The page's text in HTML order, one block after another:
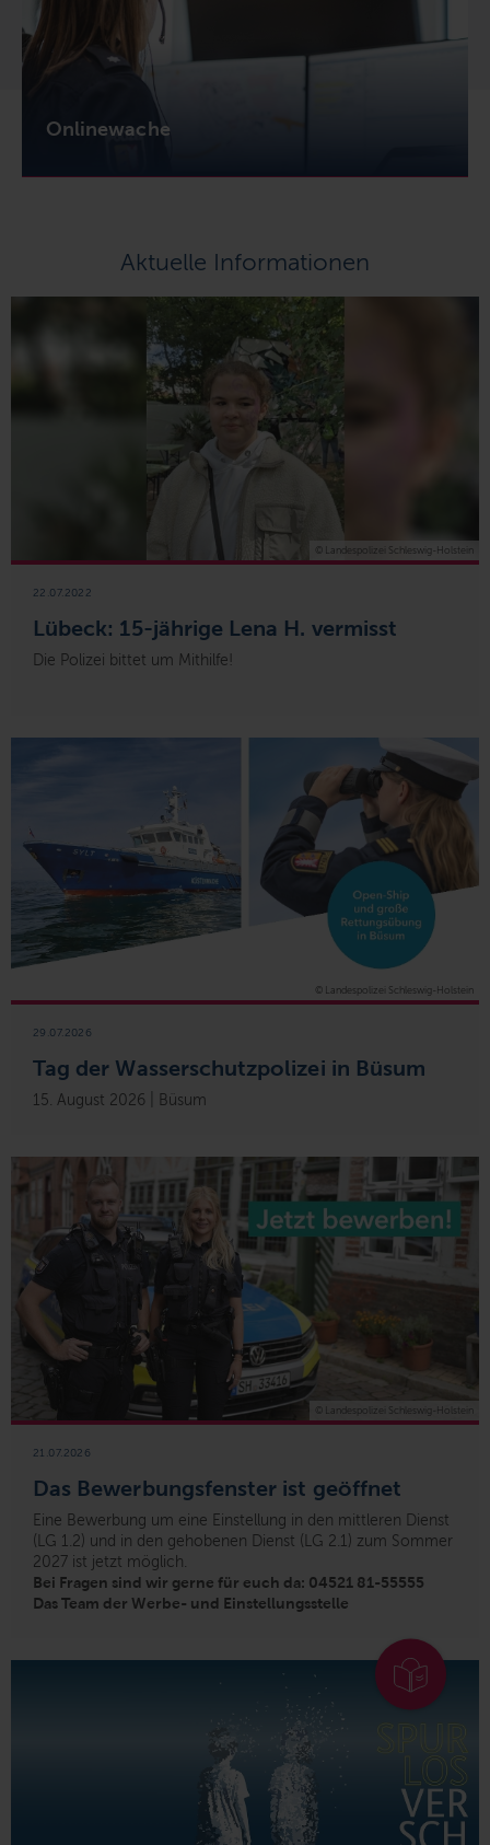
Onlinewache
Aktuelle Informationen
Lübeck: 15-jährige Lena H. vermisst
22.07.2022
Die Polizei bittet um Mithilfe!
© Landespolizei Schleswig-Holstein
Tag der Wasserschutzpolizei in Büsum
29.07.2026
15. August 2026 | Büsum
© Landespolizei Schleswig-Holstein
Das Bewerbungsfenster ist geöffnet
21.07.2026
Eine Bewerbung um eine Einstellung in den mittleren Dienst
(LG 1.2) und in den gehobenen Dienst (LG 2.1) zum Sommer
2027 ist jetzt möglich.
Bei Fragen sind wir gerne für euch da: 04521 81-55555
Das Team der Werbe- und Einstellungsstelle
© Landespolizei Schleswig-Holstein